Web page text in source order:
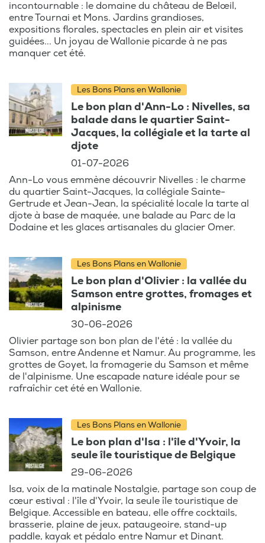
incontournable : le domaine du château de Belœil,
entre Tournai et Mons. Jardins grandioses,
expositions florales, spectacles en plein air et visites
guidées... Un joyau de Wallonie picarde à ne pas
manquer cet été.
Les Bons Plans en Wallonie
Le bon plan d'Ann-Lo : Nivelles, sa
balade dans le quartier Saint-
Jacques, la collégiale et la tarte al
djote
01-07-2026
Ann-Lo vous emmène découvrir Nivelles : le charme
du quartier Saint-Jacques, la collégiale Sainte-
Gertrude et Jean-Jean, la spécialité locale la tarte al
djote à base de maquée, une balade au Parc de la
Dodaine et les glaces artisanales du glacier Omer.
Les Bons Plans en Wallonie
Le bon plan d'Olivier : la vallée du
Samson entre grottes, fromages et
alpinisme
30-06-2026
Olivier partage son bon plan de l'été : la vallée du
Samson, entre Andenne et Namur. Au programme, les
grottes de Goyet, la fromagerie du Samson et même
de l'alpinisme. Une escapade nature idéale pour se
rafraîchir cet été en Wallonie.
Les Bons Plans en Wallonie
Le bon plan d'Isa : l'île d'Yvoir, la
seule île touristique de Belgique
29-06-2026
Isa, voix de la matinale Nostalgie, partage son coup de
cœur estival : l'île d'Yvoir, la seule île touristique de
Belgique. Accessible en bateau, elle offre cocktails,
brasserie, plaine de jeux, pataugeoire, stand-up
paddle, kayak et pédalo entre Namur et Dinant.